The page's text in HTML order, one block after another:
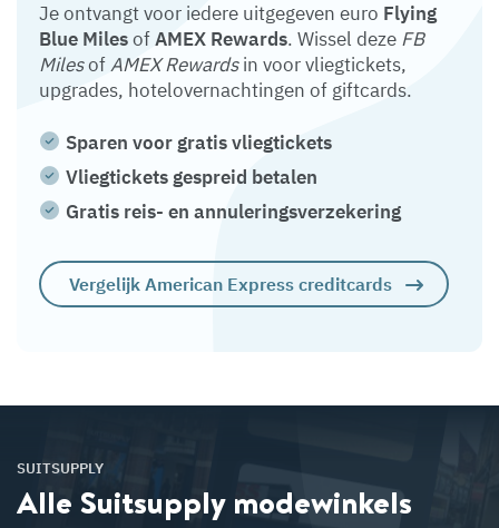
Je ontvangt voor iedere uitgegeven euro Flying
Blue MilesofAMEX Rewards. Wissel deze FB
MilesofAMEX Rewardsin voor vliegtickets,
upgrades, hotelovernachtingen of giftcards.
Sparen voor gratis vliegtickets
Vliegtickets gespreid betalen
Gratis reis- en annuleringsverzekering
Vergelijk American Express creditcards
SUITSUPPLY
Alle Suitsupply modewinkels